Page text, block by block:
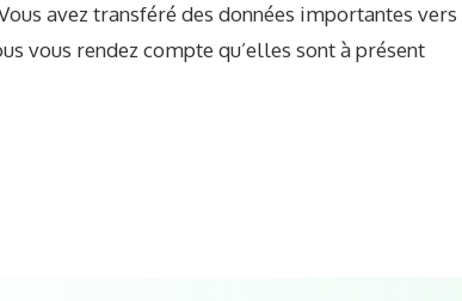
avez transféré des données importantes vers
vous rendez compte qu’elles sont à présent